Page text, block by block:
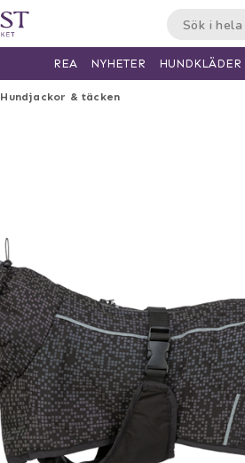
Hundjackor & täcken
REA NYHETER HUNDKLÄDER